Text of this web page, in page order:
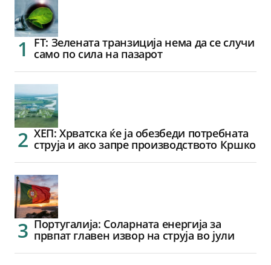
FT: Зелената транзиција нема да се случи
само по сила на пазарот
ХЕП: Хрватска ќе ја обезбеди потребната
струја и ако запре производството Кршко
Португалија: Соларната енергија за
првпат главен извор на струја во јули